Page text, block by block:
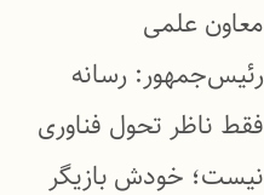
معاون علمی
رئیس‌جمهور: رسانه
فقط ناظر تحول فناوری
نیست؛ خودش بازیگر